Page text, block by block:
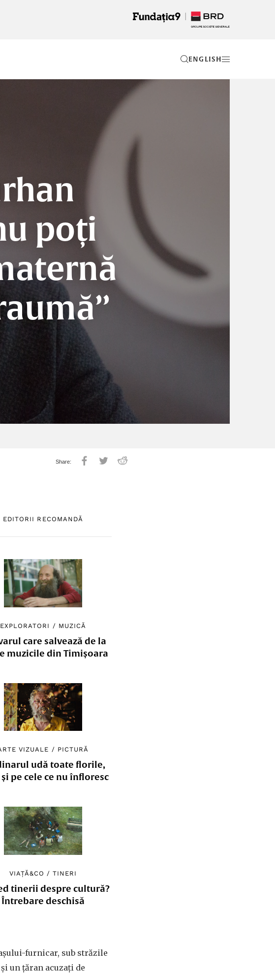
EN
poți
EDITORII RECOMANDĂ
EXPLORATORI / MUZICĂ
care salvează de la
muzicile din Timișoara
VIZUALE / PICTURĂ
udă toate florile,
pe cele ce nu înfloresc
VIAȚĂ&CO /TINERI
tinerii despre cultură?
Întrebare deschisă
furnicar, sub străzile
un țăran acuzați de